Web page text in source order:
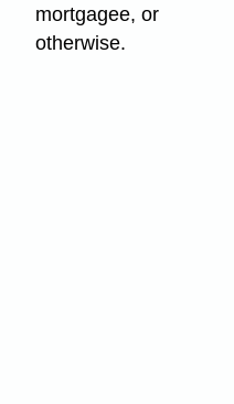
mortgagee, or
otherwise.